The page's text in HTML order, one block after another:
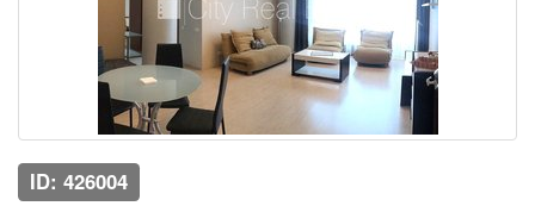
ID: 426004